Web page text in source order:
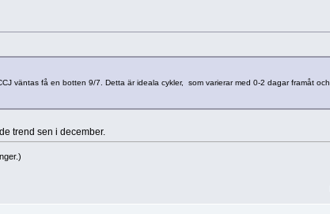
väntas få en botten 9/7. Detta är ideala cykler, som varierar med 0-2 dagar framåt och
trend sen i december.